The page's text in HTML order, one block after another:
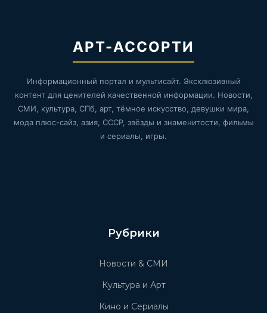
АРТ-АССОРТИ
Информационный портал и мультисайт. Эксклюзивный
контент для ценителей качественной информации. Новости,
СМИ, культура, СПб, арт, тёмное искусство, девушки мира,
мода плюс-сайз, азия, СССР, звёзды и знаменитости, фильмы
и сериалы, игры.
Рубрики
Новости & СМИ
Культура и Арт
Кино и Сериалы